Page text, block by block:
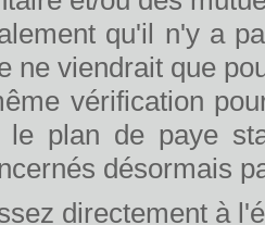
qu'il n'y a
ne viendrait que
vérification
le plan de paye
désormais
directement à